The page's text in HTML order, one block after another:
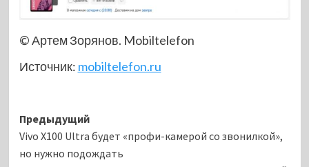
© Артем Зорянов. Mobiltelefon
Источник: mobiltelefon.ru
Навигация
записи
Предыдущий
Vivo X100 Ultra будет «профи-камерой со звонилкой»,
но нужно подождать